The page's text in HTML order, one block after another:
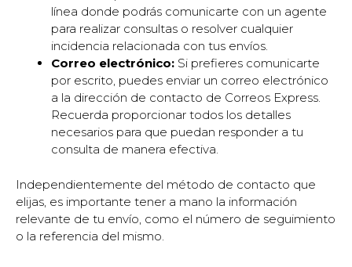
línea donde podrás comunicarte con un agente
para realizar consultas o resolver cualquier
incidencia relacionada con tus envíos.
Correo electrónico: Si prefieres comunicarte
por escrito, puedes enviar un correo electrónico
a la dirección de contacto de Correos Express.
Recuerda proporcionar todos los detalles
necesarios para que puedan responder a tu
consulta de manera efectiva.
Independientemente del método de contacto que
elijas, es importante tener a mano la información
relevante de tu envío, como el número de seguimiento
o la referencia del mismo.